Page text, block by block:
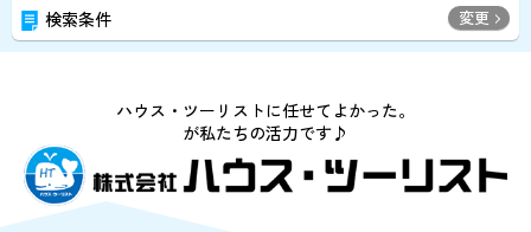
今週のチラシ
売却相談
検索条件 変更
ハウス・ツーリストに任せてよかった。
が私たちの活力です♪